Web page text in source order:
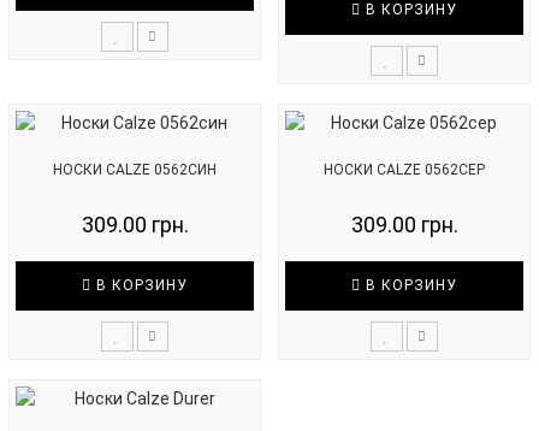
В КОРЗИНУ
НОСКИ CALZE 0562СИН
309.00 грн.
В КОРЗИНУ
НОСКИ CALZE 0562СЕР
309.00 грн.
В КОРЗИНУ